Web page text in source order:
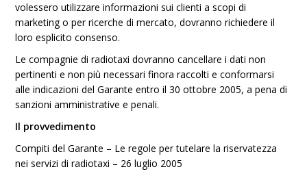
volessero utilizzare informazioni sui clienti a scopi di
marketing o per ricerche di mercato, dovranno richiedere il
loro esplicito consenso.
Le compagnie di radiotaxi dovranno cancellare i dati non
pertinenti e non più necessari finora raccolti e conformarsi
alle indicazioni del Garante entro il 30 ottobre 2005, a pena di
sanzioni amministrative e penali.
Il provvedimento
Compiti del Garante – Le regole per tutelare la riservatezza
nei servizi di radiotaxi – 26 luglio 2005